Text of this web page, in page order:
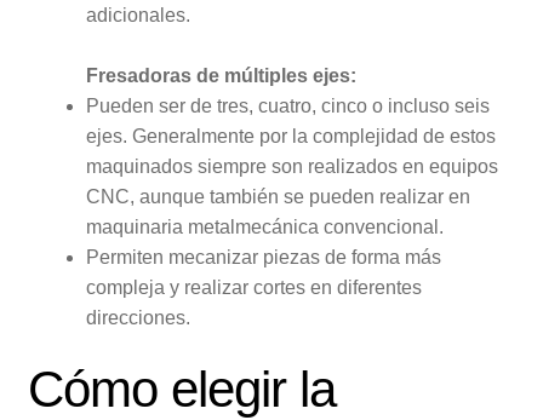
adicionales.
Fresadoras de múltiples ejes:
Pueden ser de tres, cuatro, cinco o incluso seis
ejes. Generalmente por la complejidad de estos
maquinados siempre son realizados en equipos
CNC, aunque también se pueden realizar en
maquinaria metalmecánica convencional.
Permiten mecanizar piezas de forma más
compleja y realizar cortes en diferentes
direcciones.
Cómo elegir la